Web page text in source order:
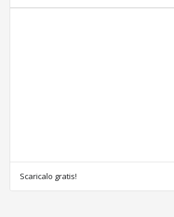
Scaricalo gratis!